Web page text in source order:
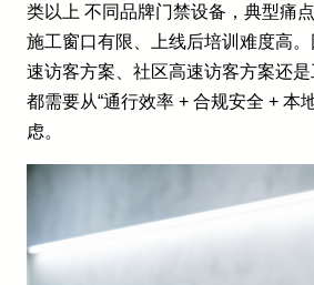
类以上 不同品牌门禁设备，典型痛
施工窗口有限、上线后培训难度高
速访客方案、社区高速访客方案还是
都需要从“通行效率 + 合规安全 + 本
虑。